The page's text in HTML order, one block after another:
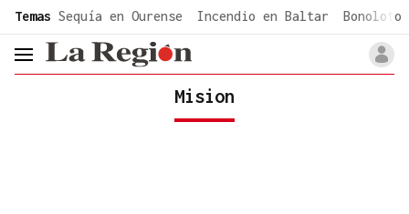
common.go-to-content
Temas Sequía en Ourense Incendio en Baltar Bonoloto
header.menu.open
Mision